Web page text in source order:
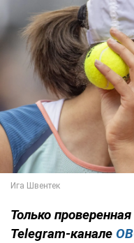
Только
Telegram-канале